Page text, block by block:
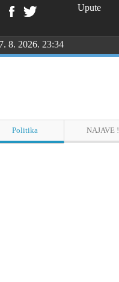
Upute
7. 8. 2026. 23:34
Politika NAJAVE !